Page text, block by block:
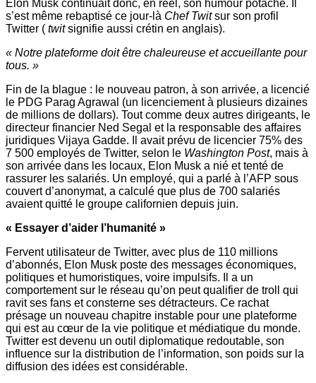
Elon Musk continuait donc, en réel, son humour potache. Il
s’est même rebaptisé ce jour-là Chef Twitsur son profil
Twitter ( twitsignifie aussi crétin en anglais).
« Notre plateforme doit être chaleureuse et accueillante pour
tous. »
Fin de la blague : le nouveau patron, à son arrivée, a licencié
le PDG Parag Agrawal (un licenciement à plusieurs dizaines
de millions de dollars). Tout comme deux autres dirigeants, le
directeur financier Ned Segal et la responsable des affaires
juridiques Vijaya Gadde. Il avait prévu de licencier 75% des
7 500 employés de Twitter, selon le Washington Post, mais à
son arrivée dans les locaux, Elon Musk a nié et tenté de
rassurer les salariés. Un employé, qui a parlé à l’AFP sous
couvert d’anonymat, a calculé que plus de 700 salariés
avaient quitté le groupe californien depuis juin.
« Essayer d’aider l’humanité »
Fervent utilisateur de Twitter, avec plus de 110 millions
d’abonnés, Elon Musk poste des messages économiques,
politiques et humoristiques, voire impulsifs. Il a un
comportement sur le réseau qu’on peut qualifier de troll qui
ravit ses fans et consterne ses détracteurs. Ce rachat
présage un nouveau chapitre instable pour une plateforme
qui est au cœur de la vie politique et médiatique du monde.
Twitter est devenu un outil diplomatique redoutable, son
influence sur la distribution de l’information, son poids sur la
diffusion des idées est considérable.